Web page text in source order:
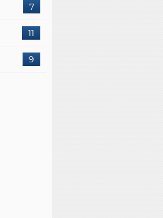
7
11
9